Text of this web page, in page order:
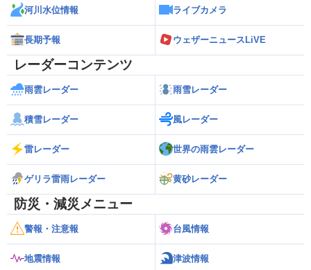
河川水位情報 ライブカメラ
長期予報 ウェザーニュースLiVE
レーダーコンテンツ
雨雲レーダー 雨雪レーダー
積雪レーダー 風レーダー
雷レーダー 世界の雨雲レーダー
ゲリラ雷雨レーダー 黄砂レーダー
防災・減災メニュー
警報・注意報 台風情報
地震情報 津波情報